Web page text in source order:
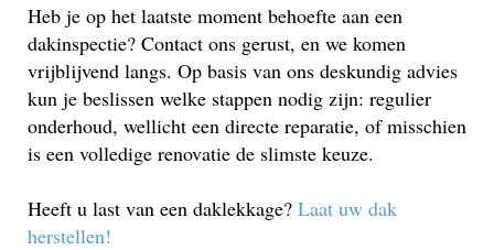
Heb je op het laatste moment behoefte aan een
dakinspectie? Contact ons gerust, en we komen
vrijblijvend langs. Op basis van ons deskundig advies
kun je beslissen welke stappen nodig zijn: regulier
onderhoud, wellicht een directe reparatie, of misschien
is een volledige renovatie de slimste keuze.
Heeft u last van een daklekkage? Laat uw dak
herstellen!